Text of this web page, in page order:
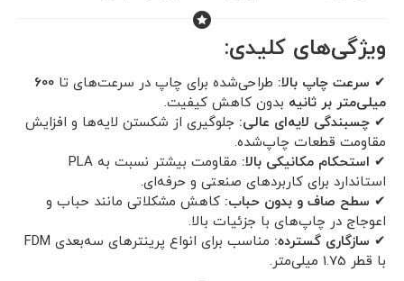
ویژگی‌های کلیدی:
✔ سرعت چاپ بالا: طراحی‌شده برای چاپ در سرعت‌های تا 600
میلی‌متر بر ثانیه بدون کاهش کیفیت.
✔ چسبندگی لایه‌ای عالی: جلوگیری از شکستن لایه‌ها و افزایش
مقاومت قطعات چاپ‌شده.
✔ استحکام مکانیکی بالا:
مقاومت بیشتر نسبت به PLA
استاندارد برای کاربردهای صنعتی و حرفه‌ای.
✔ سطح صاف و بدون حباب: کاهش مشکلاتی مانند حباب و
اعوجاج در چاپ‌های با جزئیات بالا.
✔ سازگاری گسترده:
مناسب برای انواع پرینترهای سه‌بعدی FDM
با قطر 1.75 میلی‌متر.